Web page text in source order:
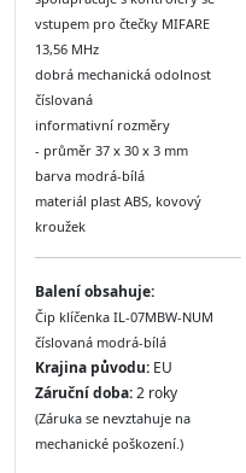
vstupem pro čtečky MIFARE
13,56 MHz
dobrá mechanická odolnost
číslovaná
informativní rozměry
- průměr 37 x 30 x 3 mm
barva modrá-bílá
materiál plast ABS, kovový
kroužek
Balení obsahuje:
Čip klíčenka IL-07MBW-NUM
číslovaná modrá-bílá
Krajina původu: EU
Záruční doba:2 roky
(Záruka se nevztahuje na
mechanické poškození.)